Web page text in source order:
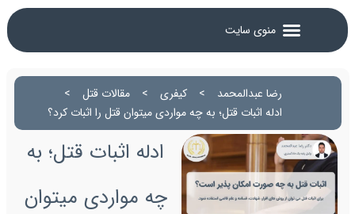
رضا عبدالمحمد > کیفری > مقالات قتل
>
ادله اثبات قتل؛ به چه مواردی میتوان قتل را اثبات کرد؟
ادله اثبات قتل؛ به
چه مواردی میتوان